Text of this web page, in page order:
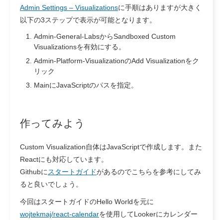
Admin Settings – Visualizationsに手順はありますが大きく
以下の3ステップで表示が可能となります。
Admin-General-LabsからSandboxed Custom
Visualizationsを有効にする。
Admin-Platform-VisualizationのAdd Visualizationをク
リック
MainにJavaScriptのパスを指定。
作ってみよう
Custom Visualization自体はJavaScriptで作成します。また
Reactにも対応しています。
Githubにスタートガイドがあるのでこちらを参考にしてみ
ると良いでしょう。
今回はスタートガイドのHello Worldを元に
wojtekmaj/react-calendarを使用してLookerにカレンダー